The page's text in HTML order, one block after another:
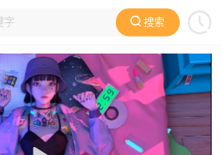
搜索
国产动漫 欧美动漫 动漫电影